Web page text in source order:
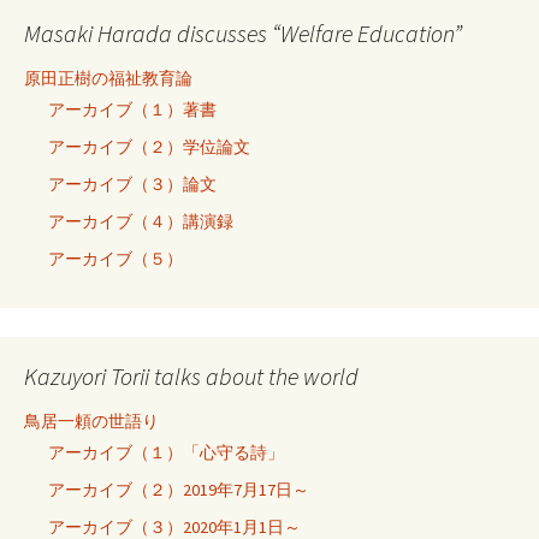
Masaki Harada discusses “Welfare Education”
原田正樹の福祉教育論
アーカイブ（１）著書
アーカイブ（２）学位論文
アーカイブ（３）論文
アーカイブ（４）講演録
アーカイブ（５）
Kazuyori Torii talks about the world
鳥居一頼の世語り
アーカイブ（１）「心守る詩」
アーカイブ（２）2019年7月17日～
アーカイブ（３）2020年1月1日～